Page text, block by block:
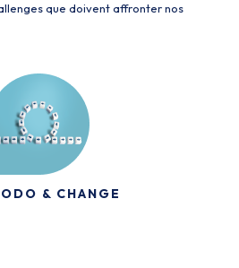
que doivent affronter nos
& CHANGE